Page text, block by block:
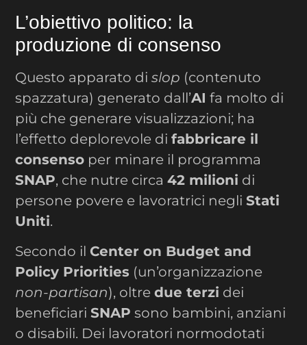
L’obiettivo politico: la
produzione di consenso
Questo apparato dislop (contenuto
spazzatura) generato dall’AI fa molto di
più che generare visualizzazioni; ha
l’effetto deplorevole difabbricare il
consenso per minare il programma
SNAP, che nutre circa42 milioni di
persone povere e lavoratrici negliStati
Uniti.
Secondo ilCenter on Budget and
Policy Priorities (un’organizzazione
non-partisan), oltredue terzi dei
beneficiariSNAP sono bambini, anziani
o disabili. Dei lavoratori normodotati